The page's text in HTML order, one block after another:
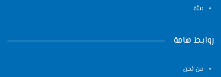
بيئة
روابط هامة
من نحن